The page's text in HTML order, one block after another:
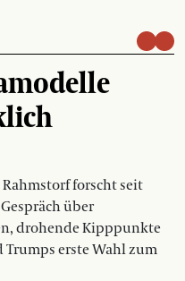
forscht seit
über
drohende Kipppunkte
erste Wahl zum